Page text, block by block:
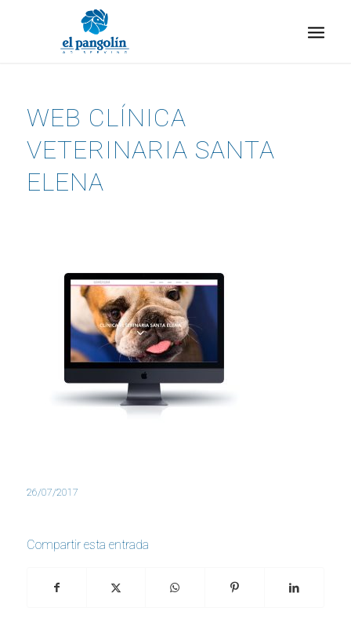
WEB CLÍNICA
VETERINARIA SANTA
ELENA
26/07/2017
Compartir esta entrada